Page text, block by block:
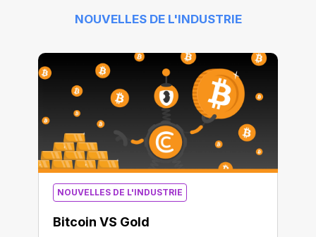
NOUVELLES DE L'INDUSTRIE
NOUVELLES DE L'INDUSTRIE
Bitcoin VS Gold